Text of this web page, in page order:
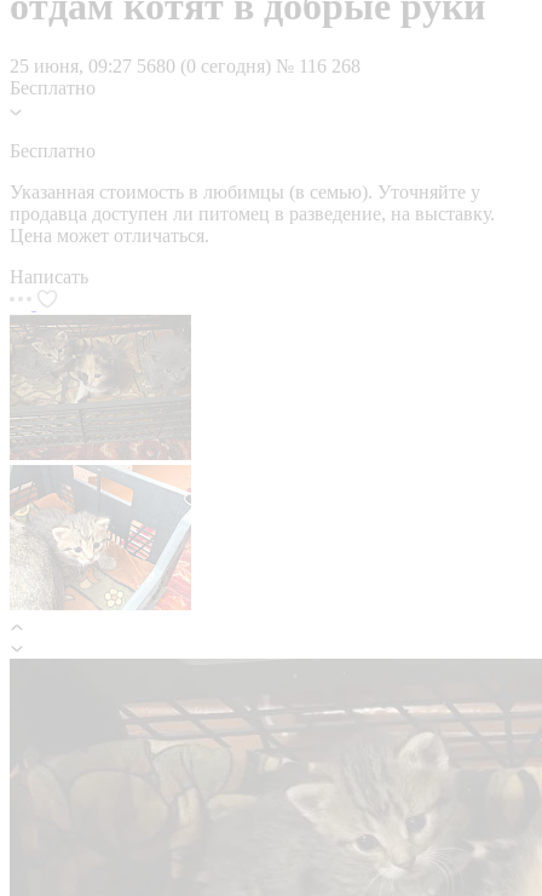
25 июня, 09:27 5680 (0 сегодня) № 116 268
Бесплатно
Бесплатно
Указанная стоимость в любимцы (в семью). Уточняйте у
продавца доступен ли питомец в разведение, на выставку.
Цена может отличаться.
Написать